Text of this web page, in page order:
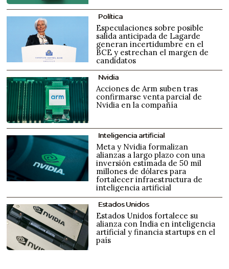
Política
Especulaciones sobre posible
salida anticipada de Lagarde
generan incertidumbre en el
BCE y estrechan el margen de
candidatos
Nvidia
Acciones de Arm suben tras
confirmarse venta parcial de
Nvidia en la compañía
Inteligencia artificial
Meta y Nvidia formalizan
alianzas a largo plazo con una
inversión estimada de 50 mil
millones de dólares para
fortalecer infraestructura de
inteligencia artificial
Estados Unidos
Estados Unidos fortalece su
alianza con India en inteligencia
artificial y financia startups en el
país